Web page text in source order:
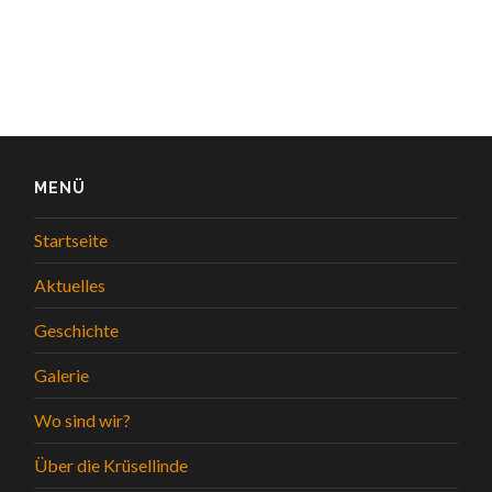
MENÜ
Startseite
Aktuelles
Geschichte
Galerie
Wo sind wir?
Über die Krüsellinde